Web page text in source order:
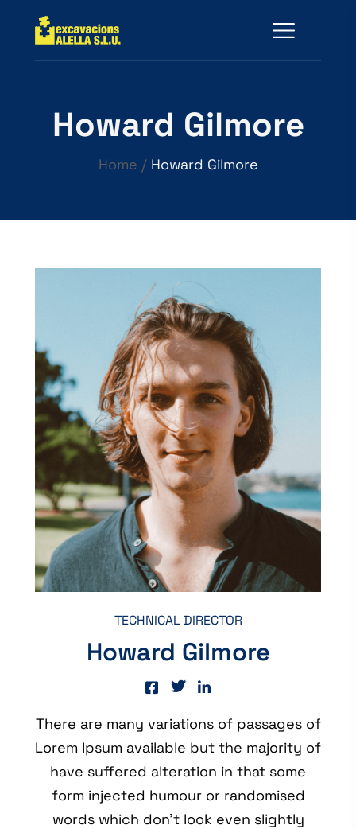
Howard Gilmore
Home / Howard Gilmore
TECHNICAL DIRECTOR
Howard Gilmore
There are many variations of passages of
Lorem Ipsum available but the majority of
have suffered alteration in that some
form injected humour or randomised
words which don’t look even slightly